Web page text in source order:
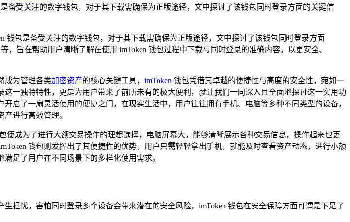
备受关注的数字钱包，对于其下载需确保为正版途径，文中探讨了该钱包同时登录方面的关键信
钱包是备受关注的数字钱包，对于其下载需确保为正版途径，文中探讨了该钱包同时登录方面
旨在帮助用户清晰了解在使用 imToken 钱包过程中下载与同时登录的准确内容，以更安全、
成为管理各类加密资产的核心关键工具， imToken 钱包凭借其卓越的便捷性与高度的安全性，宛如一
一独特特性，更是为用户带来了前所未有的极大便利，就让我们一同深入且全面地探讨这一实用功
启了一扇灵活使用的便捷之门，在现实生活中，用户往往拥有手机、电脑等多种不同类型的设备，
进行高效管理。
便成为了进行大额交易操作的理想选择，电脑屏幕大，能够清晰展示各种交易信息，操作起来也更
钱包则发挥出了其便捷性的优势，用户只需轻轻拿出手机，就能及时查看资产动态，进行小额
足了用户在不同场景下的多样化使用需求。
担忧，害怕同时登录多个设备会带来潜在的安全风险，imToken 钱包在安全保障方面可谓是下足了